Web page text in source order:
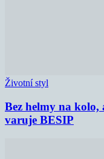
Životní styl
Bez helmy na kolo,
varuje BESIP